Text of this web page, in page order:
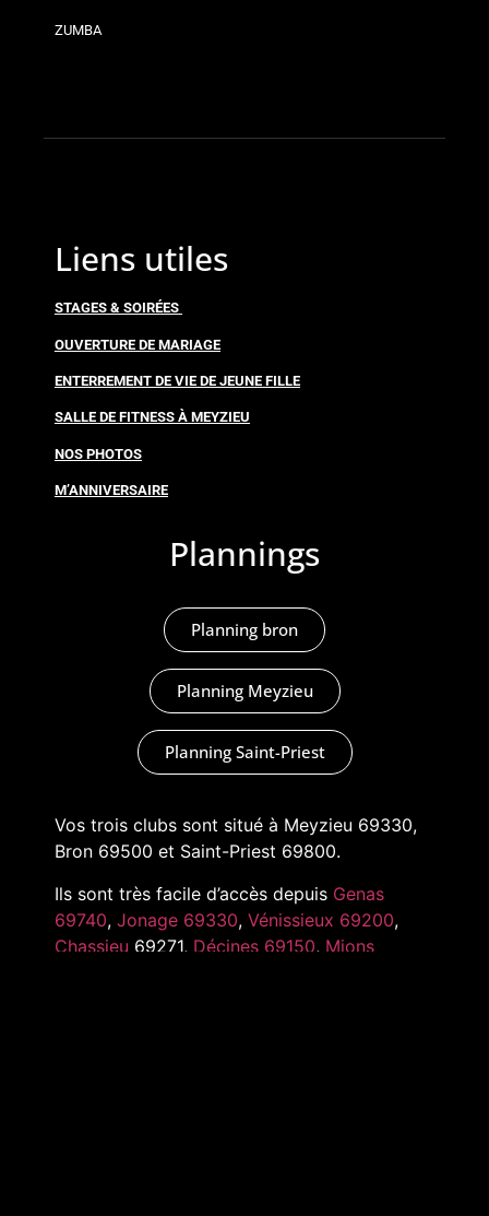
ZUMBA
Liens utiles
STAGES & SOIRÉES
OUVERTURE DE MARIAGE
ENTERREMENT DE VIE DE JEUNE FILLE
SALLE DE FITNESS À MEYZIEU
NOS PHOTOS
M’ANNIVERSAIRE
Plannings
Planning bron
Planning Meyzieu
Planning Saint-Priest
Vos trois clubs sont situé à Meyzieu 69330,
Bron 69500 et Saint-Priest 69800.
Ils sont très facile d’accès depuis Genas
69740, Jonage 69330, Vénissieux 69200,
Chassieu 69271, Décines 69150, Mions